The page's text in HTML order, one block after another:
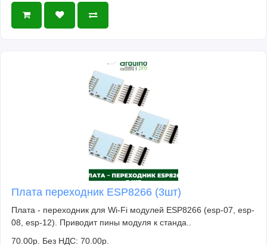
Плата переходник ESP8266 (3шт)
Плата - переходник для Wi-Fi модулей ESP8266 (esp-07, esp-
08, esp-12). Приводит пины модуля к станда..
70.00р. Без НДС: 70.00р.